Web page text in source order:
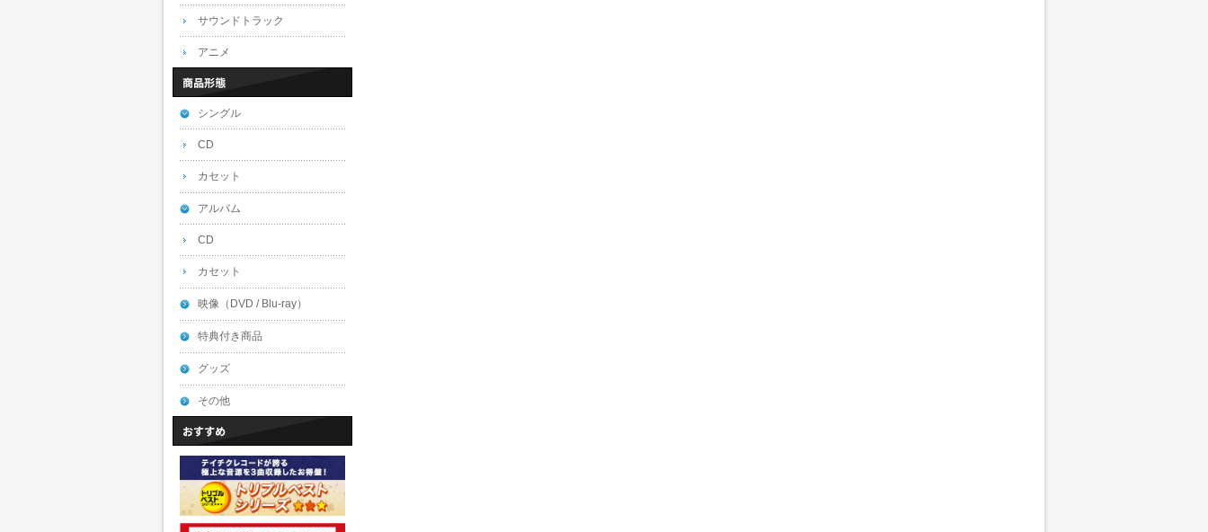
サウンドトラック
アニメ
シングル
CD
カセット
アルバム
CD
カセット
映像（DVD / Blu-ray）
特典付き商品
グッズ
その他